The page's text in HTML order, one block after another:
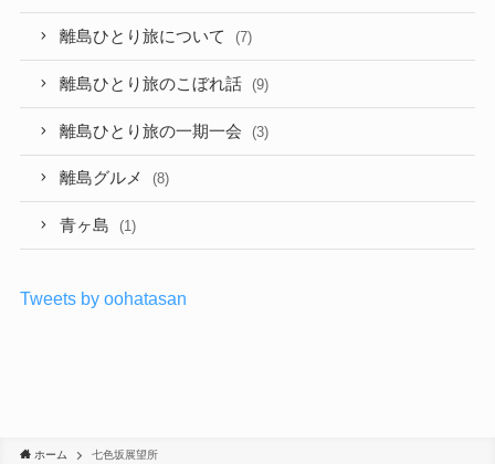
離島ひとり旅について (7)
離島ひとり旅のこぼれ話 (9)
離島ひとり旅の一期一会 (3)
離島グルメ (8)
青ヶ島 (1)
Tweets by oohatasan
ホーム 七色坂展望所